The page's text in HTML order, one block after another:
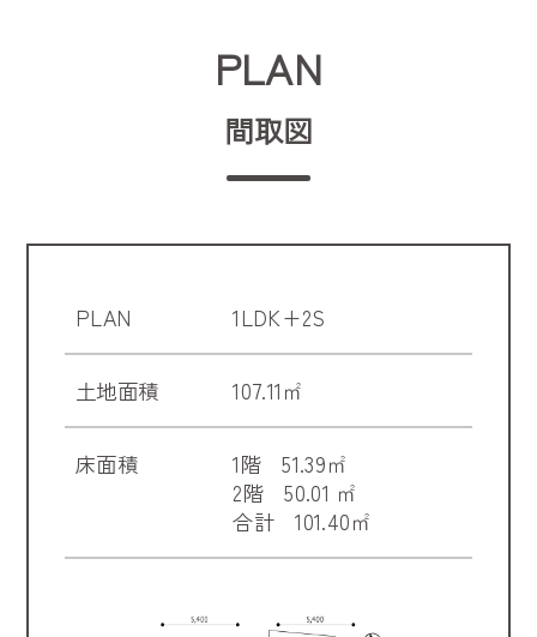
PLAN
間取図
PLAN 1LDK+2S
土地面積 107.11㎡
床面積
1階 51.39㎡
2階 50.01 ㎡
合計 101.40㎡